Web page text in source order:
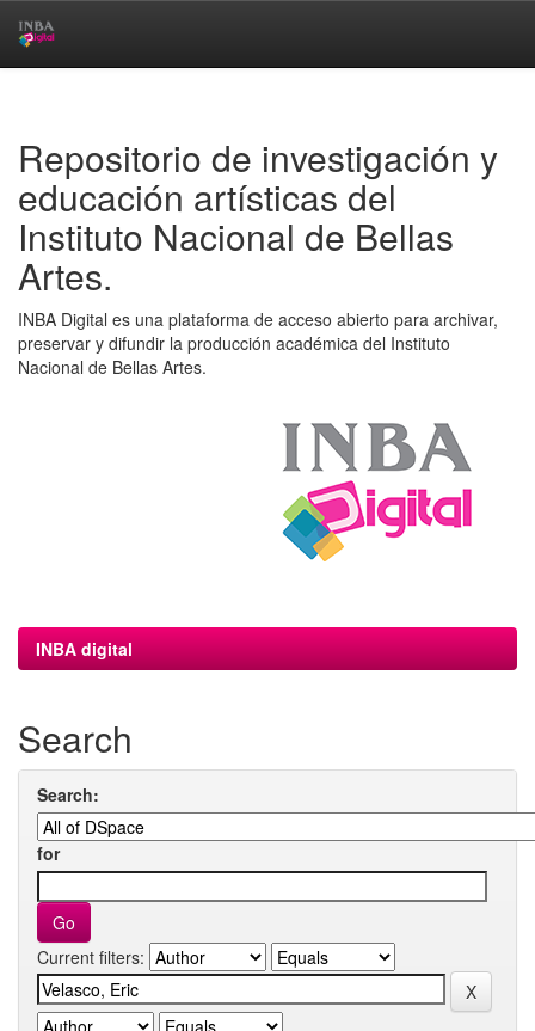
Repositorio de investigación y
educación artísticas del
Instituto Nacional de Bellas
Artes.
INBA Digital es una plataforma de acceso abierto para archivar,
preservar y difundir la producción académica del Instituto
Nacional de Bellas Artes.
INBA digital
Search
Search:
for
Current filters: